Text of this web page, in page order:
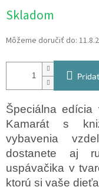
cena:
Skladom
Môžeme doručiť do:
Špeciálna edícia
Kamarát s
vybavenia
dostanete aj
uspávačika v
ktorú si vaše